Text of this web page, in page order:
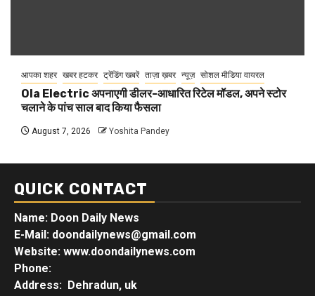
आपका शहर खबर हटकर ट्रेंडिंग खबरें ताज़ा ख़बर न्यूज़ सोशल मीडिया वायरल
Ola Electric अपनाएगी डीलर-आधारित रिटेल मॉडल, अपने स्टोर
चलाने के पांच साल बाद किया फैसला
August 7, 2026 Yoshita Pandey
QUICK CONTACT
Name: Doon Daily News
E-Mail: doondailynews@gmail.com
Website: www.doondailynews.com
Phone:
Address: Dehradun, uk